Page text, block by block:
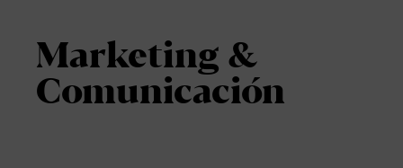
Marketing &
Comunicación